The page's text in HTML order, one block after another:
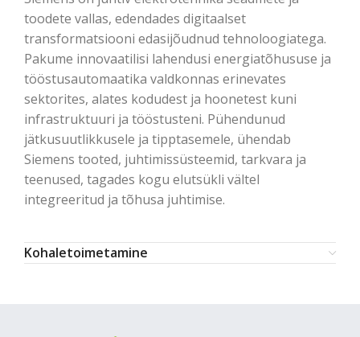
toodete vallas, edendades digitaalset
transformatsiooni edasijõudnud tehnoloogiatega.
Pakume innovaatilisi lahendusi energiatõhususe ja
tööstusautomaatika valdkonnas erinevates
sektorites, alates kodudest ja hoonetest kuni
infrastruktuuri ja tööstusteni. Pühendunud
jätkusuutlikkusele ja tipptasemele, ühendab
Siemens tooted, juhtimissüsteemid, tarkvara ja
teenused, tagades kogu elutsükli vältel
integreeritud ja tõhusa juhtimise.
Kohaletoimetamine